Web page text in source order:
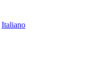
Italiano